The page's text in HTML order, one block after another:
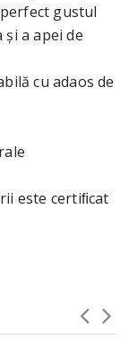
gustul
a apei de
cu adaos de
este certiﬁcat